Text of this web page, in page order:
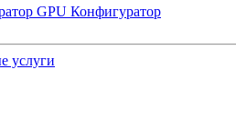
GPU Конфигуратор
услуги